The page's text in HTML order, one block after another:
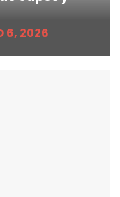
6, 2026